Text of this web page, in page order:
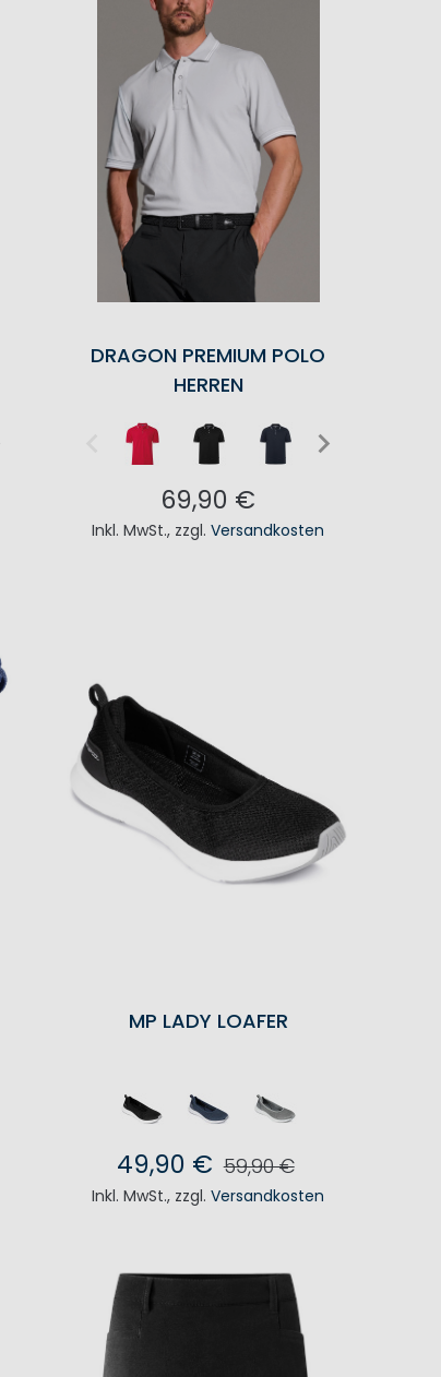
DRAGON PREMIUM POLO
HERREN
69,90 €
Inkl. MwSt., zzgl.Versandkosten
MP LADY LOAFER
49,90 € 59,90 €
Inkl. MwSt., zzgl.Versandkosten